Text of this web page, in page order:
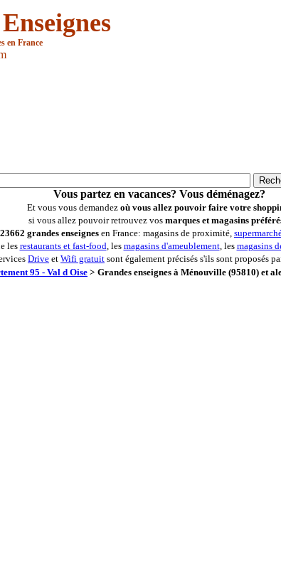
en France
Vous partez en vacances? Vous déménagez?
Et vous vous demandez où vous allez pouvoir faire votre
si vous allez pouvoir retrouvez vos marques et magasins
23662 grandes enseignes en France: magasins de proximité,
les restaurants et fast-food, les magasins d'ameublement, les magasins
Drive et Wifi gratuit sont également précisés s'ils sont proposés
95 - Val d Oise> Grandes enseignes à Ménouville (95810) et